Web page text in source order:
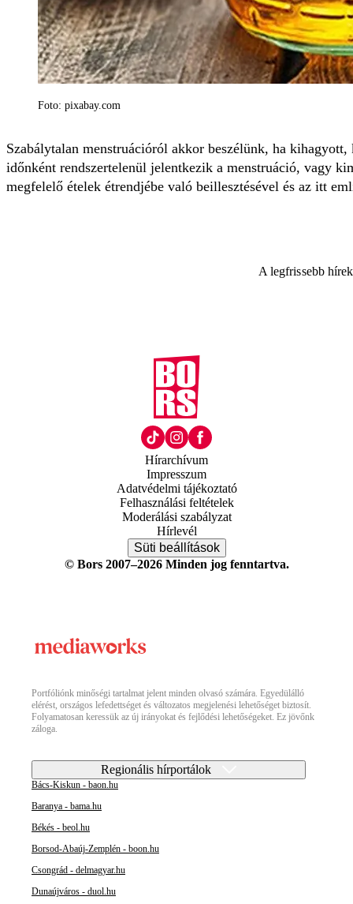
Foto: pixabay.com
Szabálytalan menstruációról akkor beszélünk, ha
időnként rendszertelenül jelentkezik a menstruáció, vagy
megfelelő ételek étrendjébe való beillesztésével és az itt
A legfrissebb
Hírarchívum
Impresszum
Adatvédelmi tájékoztató
Felhasználási feltételek
Moderálási szabályzat
Hírlevél
Süti beállítások
© Bors 2007–2026 Minden jog fenntartva.
Portfóliónk minőségi tartalmat jelent minden olvasó számára. Egyedülálló
elérést, országos lefedettséget és változatos megjelenési lehetőséget biztosít.
Folyamatosan keressük az új irányokat és fejlődési lehetőségeket. Ez jövőnk
záloga.
Regionális hírportálok
Bács-Kiskun - baon.hu
Baranya - bama.hu
Békés - beol.hu
Borsod-Abaúj-Zemplén - boon.hu
Csongrád - delmagyar.hu
Dunaújváros - duol.hu